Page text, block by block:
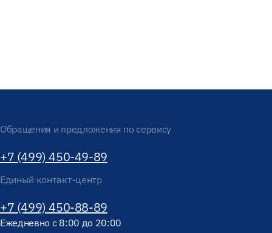
Обращения и предложения по сервису
+7 (499) 450-49-89
Единый контакт-центр
+7 (499) 450-88-89
Ежедневно с 8:00 до 20:00